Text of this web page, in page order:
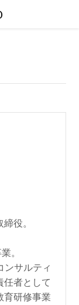
役。
。
ンサルティ
任者として
育研修事業